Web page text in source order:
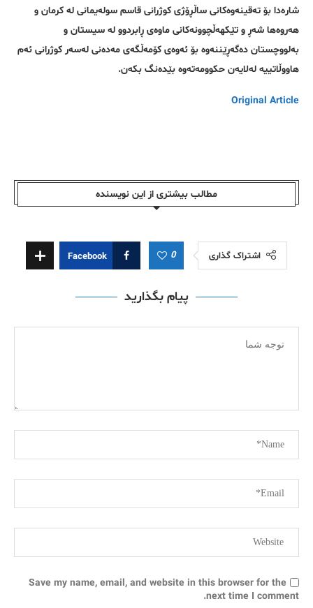
شارەدا بۆ تەقینەوەکانی ساڵڕۆژی کوژرانی قاسم سولەیمانی لە کرمان و
هەروەها شەڕ و تێکهەڵچوونەکانی ماوەی ڕابردوو لە سیستان و
بەلووچستان دەگەڕێننەوە بۆ ئەوەی کۆمەڵگەی مەدەنی لەسەر کوژرانی ئەم
هاووڵاتییە لەلایەن حکوومەتەوە بێدەنگ بکەن.
Original Article
مطالب بیشتری از این نویسندە
اشتراک گذاری 0
Facebook
پیام بگذارید
Save my name, email, and website in this browser for the
next time I comment.